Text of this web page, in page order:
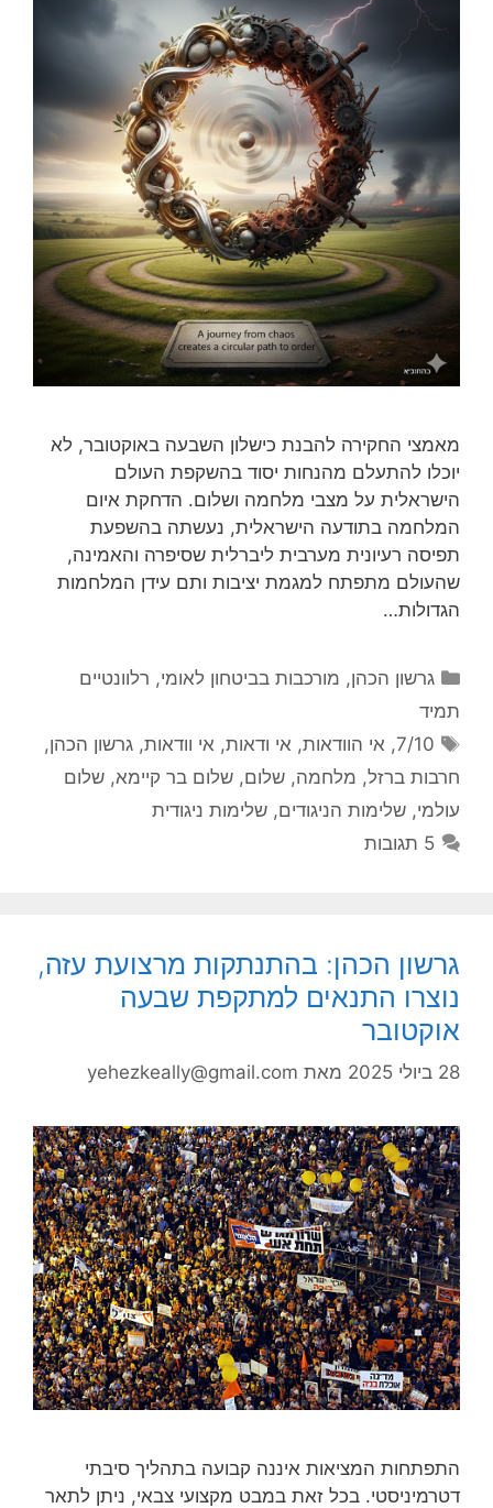
מאמצי החקירה להבנת כישלון השבעה באוקטובר, לא
יוכלו להתעלם מהנחות יסוד בהשקפת העולם
הישראלית על מצבי מלחמה ושלום. הדחקת איום
המלחמה בתודעה הישראלית, נעשתה בהשפעת
תפיסה רעיונית מערבית ליברלית שסיפרה והאמינה,
שהעולם מתפתח למגמת יציבות ותם עידן המלחמות
הגדולות…
קטגוריות
גרשון הכהן, מורכבות בביטחון לאומי, רלוונטיים
תמיד
תגיות
7/10
, אי הוודאות, אי ודאות, אי וודאות,גרשון הכהן,
חרבות ברזל, מלחמה, שלום, שלום בר קיימא, שלום
עולמי, שלימות הניגודים, שלימות ניגודית
5 תגובות
גרשון הכהן: בהתנתקות מרצועת עזה,
נוצרו התנאים למתקפת שבעה
אוקטובר
28 ביולי 2025 מאת yehezkeally@gmail.com
התפתחות המציאות איננה קבועה בתהליך סיבתי
דטרמיניסטי. בכל זאת במבט מקצועי צבאי, ניתן לתאר